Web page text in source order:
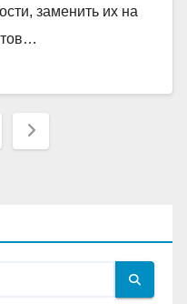
заменить их на